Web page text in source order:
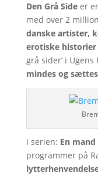
Den Grå Sideer
med over 2
danske artister,
erotiske
grå sider’ i Ugens
mindes og
I serien: En
programmer på